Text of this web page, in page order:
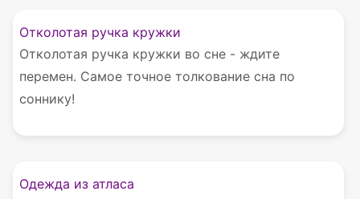
Отколотая ручка кружки
Отколотая ручка кружки во сне - ждите
перемен. Самое точное толкование сна по
соннику!
Одежда из атласа